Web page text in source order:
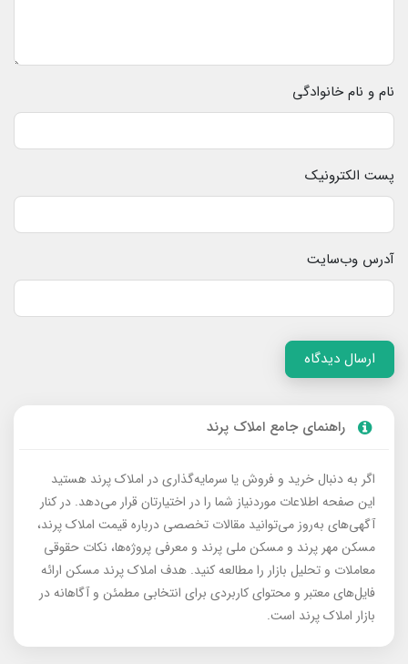
نام و نام خانوادگی
پست الکترونیک
آدرس وب‌سایت
ارسال دیدگاه
راهنمای جامع املاک پرند
اگر به دنبال خرید و فروش یا سرمایه‌گذاری در املاک پرند هستید
این صفحه اطلاعات موردنیاز شما را در اختیارتان قرار می‌دهد. در کنار
آگهی‌های به‌روز می‌توانید مقالات تخصصی درباره قیمت املاک پرند،
مسکن مهر پرند و مسکن ملی پرند و معرفی پروژه‌ها، نکات حقوقی
معاملات و تحلیل بازار را مطالعه کنید. هدف املاک پرند مسکن ارائه
فایل‌های معتبر و محتوای کاربردی برای انتخابی مطمئن و آگاهانه در
بازار املاک پرند است.